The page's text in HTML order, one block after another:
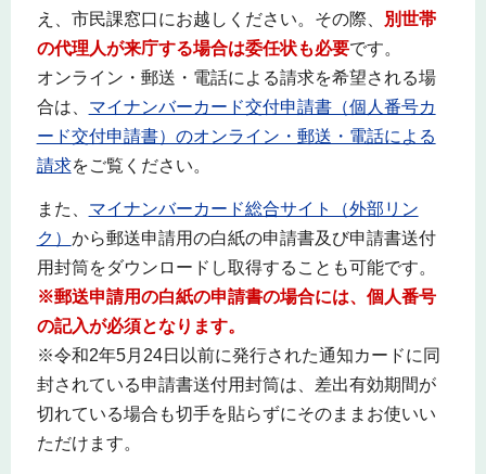
え、市民課窓口にお越しください。その際、
別世帯
の代理人が来庁する場合は委任状も必要です。
オンライン・郵送・電話による請求を希望される場
合は、 マイナンバーカード交付申請書（個人番号カ
ード交付申請書）のオンライン・郵送・電話による
請求をご覧ください。
また、 マイナンバーカード総合サイト（外部リン
ク） から郵送申請用の白紙の申請書及び申請書送付
用封筒をダウンロードし取得することも可能です。
※郵送申請用の白紙の申請書の場合には、個人番号
の記入が必須となります。
※令和2年5月24日以前に発行された通知カードに同
封されている申請書送付用封筒は、差出有効期間が
切れている場合も切手を貼らずにそのままお使いい
ただけます。